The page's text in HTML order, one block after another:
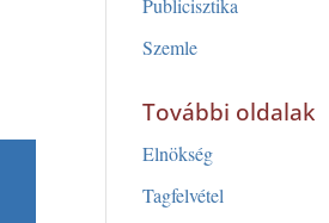
Publicisztika
Szemle
További oldalak
Elnökség
Tagfelvétel